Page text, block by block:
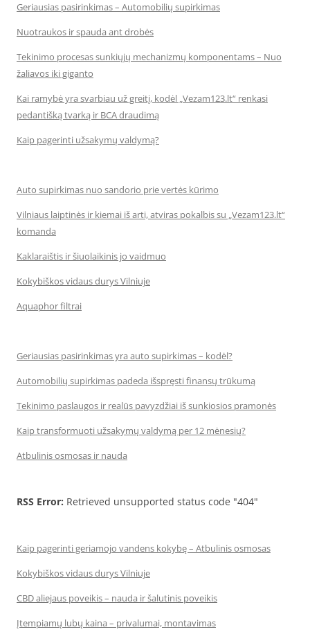
Geriausias pasirinkimas – Automobilių supirkimas
Nuotraukos ir spauda ant drobės
Tekinimo procesas sunkiųjų mechanizmų komponentams – Nuo
žaliavos iki giganto
Kai ramybė yra svarbiau už greitį, kodėl „Vezam123.lt“ renkasi
pedantišką tvarką ir BCA draudimą
Kaip pagerinti užsakymų valdymą?
Auto supirkimas nuo sandorio prie vertės kūrimo
Vilniaus laiptinės ir kiemai iš arti, atviras pokalbis su „Vezam123.lt“
komanda
Kaklaraištis ir šiuolaikinis jo vaidmuo
Kokybiškos vidaus durys Vilniuje
Aquaphor filtrai
Geriausias pasirinkimas yra auto supirkimas – kodėl?
Automobilių supirkimas padeda išspręsti finansų trūkumą
Tekinimo paslaugos ir realūs pavyzdžiai iš sunkiosios pramonės
Kaip transformuoti užsakymų valdymą per 12 mėnesių?
Atbulinis osmosas ir nauda
RSS Error: Retrieved unsupported status code "404"
Kaip pagerinti geriamojo vandens kokybę – Atbulinis osmosas
Kokybiškos vidaus durys Vilniuje
CBD aliejaus poveikis – nauda ir šalutinis poveikis
Įtempiamų lubų kaina – privalumai, montavimas